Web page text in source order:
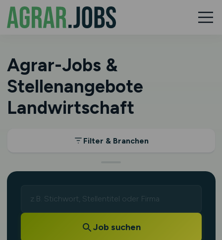
Agrar-Jobs &
Stellenangebote
Landwirtschaft
Filter & Branchen
Job suchen